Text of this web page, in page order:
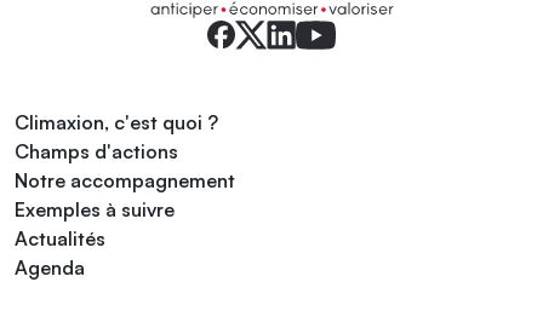
Climaxion, c'est quoi ?
Champs d'actions
Notre accompagnement
Exemples à suivre
Actualités
Agenda